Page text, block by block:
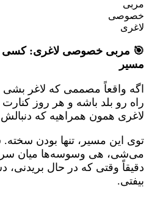
🎯 مربی خصوصی لاغری: کسی
مسیر
اگه واقعاً مصممی که لاغر
راه رو بلد باشه و هر روز
لاغری همون همراهیه که
توی این مسیر، تنها بودن
می‌شی، هی وسوسه‌ها میان
دقیقاً وقتی که در حال بریدنی،
بیفتی.